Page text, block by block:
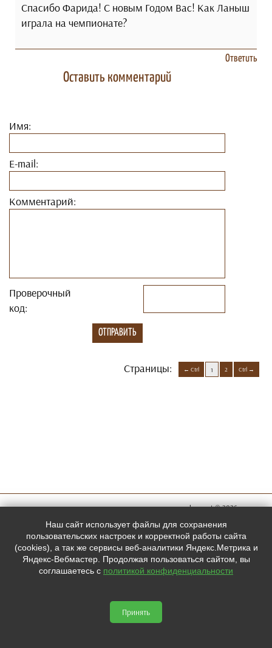
Спасибо Фарида! С новым Годом Вас! Как Ланыш
играла на чемпионате?
Ответить
Оставить комментарий
Имя:
E-mail:
Комментарий:
Проверочный
код:
Страницы: Ctrl 1 2 Ctrl
megachess.net © 2026
социальных
сетях:
Наш сайт использует файлы для сохранения
пользовательских настроек и корректной работы сайта
(cookies), а так же сервисы веб-аналитики Яндекс.Метрика и
Яндекс-Вебмастер. Продолжая пользоваться сайтом, вы
соглашаетесь с политикой конфиденциальности
Принять